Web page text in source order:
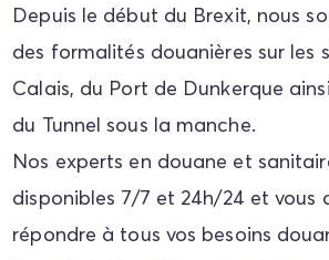
Depuis le début du Brexit, nous
des formalités douanières sur les
Calais, du Port de Dunkerque
du Tunnel sous la manche.
Nos experts en douane et
disponibles 7/7 et 24h/24 et vous
répondre à tous vos besoins